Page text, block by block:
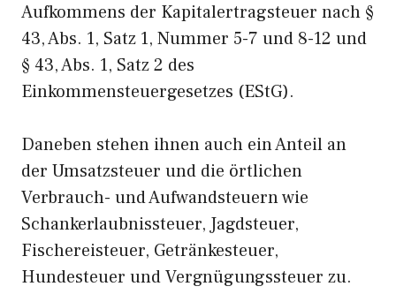
Aufkommens der Kapitalertragsteuer nach §
43, Abs. 1, Satz 1, Nummer 5-7 und 8-12 und
§ 43, Abs. 1, Satz 2 des
Einkommensteuergesetzes (EStG).
Daneben stehen ihnen auch ein Anteil an
der Umsatzsteuer und die örtlichen
Verbrauch- und Aufwandsteuern wie
Schankerlaubnissteuer, Jagdsteuer,
Fischereisteuer, Getränkesteuer,
Hundesteuer und Vergnügungssteuer zu.